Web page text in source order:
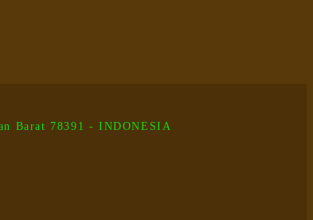
Barat 78391 - INDONESIA